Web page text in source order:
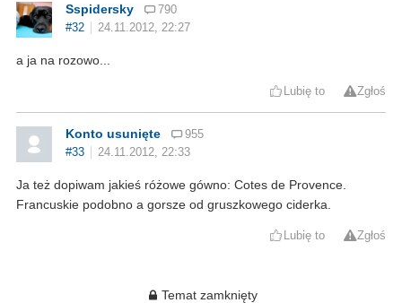
Sspidersky
790
#32
24.11.2012, 22:27
a ja na rozowo...
Lubię to Zgłoś
Konto usunięte
955
#33
24.11.2012, 22:33
Ja też dopiwam jakieś różowe gówno: Cotes de Provence.
Francuskie podobno a gorsze od gruszkowego ciderka.
Lubię to Zgłoś
Temat zamknięty